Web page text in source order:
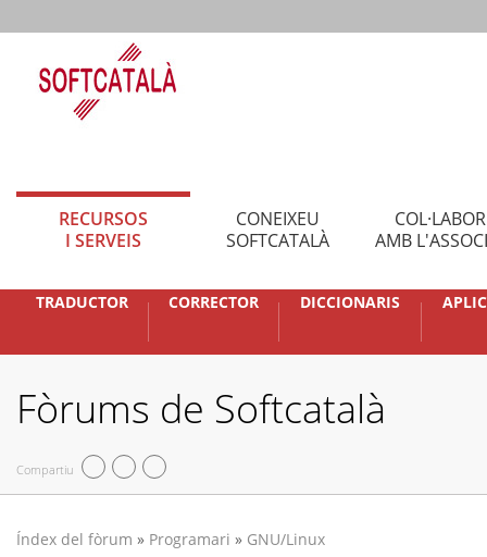
RECURSOS
I SERVEIS
CONEIXEU
SOFTCATALÀ
AMB
TRADUCTOR CORRECTOR DICCIONARIS
Fòrums de Softcatalà
Compartiu
Índex del fòrum » Programari » GNU/Linux